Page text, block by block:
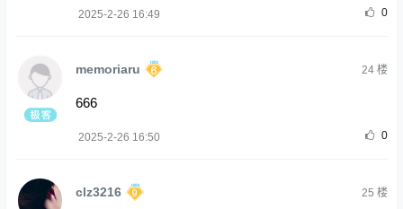
2025-2-26 16:49 0
memoriaru 24楼
666
2025-2-26 16:50 0
clz3216 25 楼